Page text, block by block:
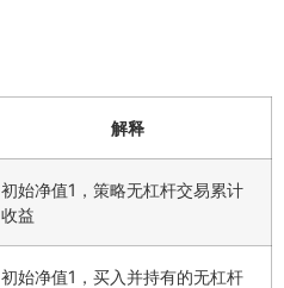
解释
初始净值1，策略无杠杆交易累计
收益
初始净值1，买入并持有的无杠杆